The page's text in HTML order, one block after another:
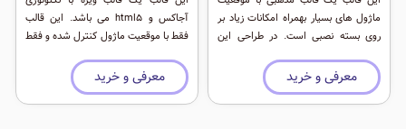
ماژول های بسیار بهمراه امکانات زیاد بر
روی بسته نصبی است. در طراحی این
استفاده شده است که به سایت زیبایی
خاصی می بخشد.
معرفی و خرید
آجاکس و html5 می باشد. این قالب
فقط با موقعیت ماژول کنترل شده و فقط
معرفی و خرید